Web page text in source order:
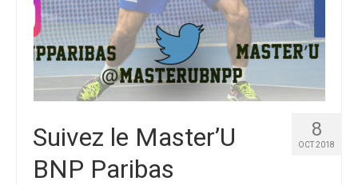
8
OCT 2018
Suivez le Master’U
BNP Paribas